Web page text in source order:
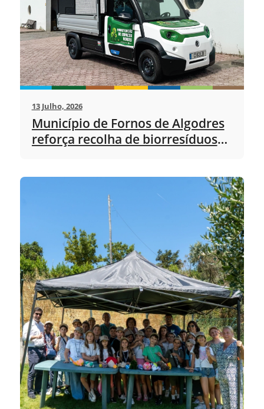
13 Julho, 2026
Município de Fornos de Algodres
reforça recolha de biorresíduos